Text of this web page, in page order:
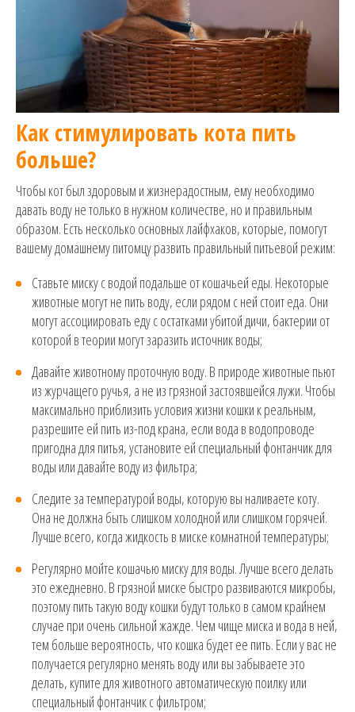
Как стимулировать кота пить
больше?
Чтобы кот был здоровым и жизнерадостным, ему необходимо
давать воду не только в нужном количестве, но и правильным
образом. Есть несколько основных лайфхаков, которые, помогут
вашему домашнему питомцу развить правильный питьевой режим:
Ставьте миску с водой подальше от кошачьей еды. Некоторые
животные могут не пить воду, если рядом с ней стоит еда. Они
могут ассоциировать еду с остатками убитой дичи, бактерии от
которой в теории могут заразить источник воды;
Давайте животному проточную воду. В природе животные пьют
из журчащего ручья, а не из грязной застоявшейся лужи. Чтобы
максимально приблизить условия жизни кошки к реальным,
разрешите ей пить из-под крана, если вода в водопроводе
пригодна для питья, установите ей специальный фонтанчик для
воды или давайте воду из фильтра;
Следите за температурой воды, которую вы наливаете коту.
Она не должна быть слишком холодной или слишком горячей.
Лучше всего, когда жидкость в миске комнатной температуры;
Регулярно мойте кошачью миску для воды. Лучше всего делать
это ежедневно. В грязной миске быстро развиваются микробы,
поэтому пить такую воду кошки будут только в самом крайнем
случае при очень сильной жажде. Чем чище миска и вода в ней,
тем больше вероятность, что кошка будет ее пить. Если у вас не
получается регулярно менять воду или вы забываете это
делать, купите для животного автоматическую поилку или
специальный фонтанчик с фильтром;